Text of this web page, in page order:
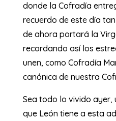
donde la Cofradía
recuerdo de este día
de ahora portará la
recordando así los
unen, como Cofradía
canónica de nuestra
Sea todo lo vivido ayer,
que León tiene a esta